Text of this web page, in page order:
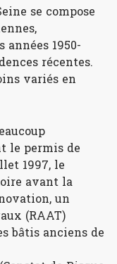
se compose
1950-
récentes.
variés en
le permis de
1997, le
avant la
un
(RAAT)
bâtis anciens de